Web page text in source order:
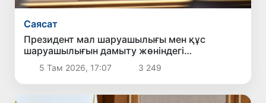
Саясат
Президент мал шаруашылығы мен құс
шаруашылығын дамыту жөніндегі
шаралармен танысты
5 Там 2026, 17:07 3 249